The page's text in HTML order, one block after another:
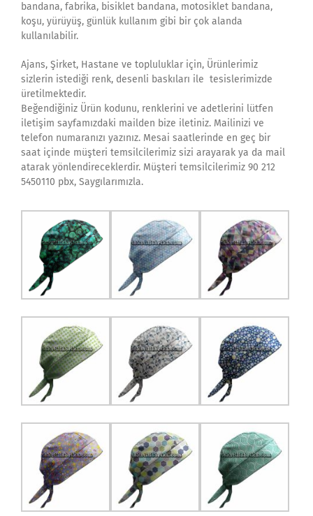
bandana, fabrika, bisiklet bandana, motosiklet bandana,
koşu, yürüyüş, günlük kullanım gibi bir çok alanda
kullanılabilir.
Ajans, Şirket, Hastane ve topluluklar için, Ürünlerimiz
sizlerin istediği renk, desenli baskıları ile tesislerimizde
üretilmektedir.
Beğendiğiniz Ürün kodunu, renklerini ve adetlerini lütfen
iletişim sayfamızdaki mailden bize iletiniz. Mailinizi ve
telefon numaranızı yazınız. Mesai saatlerinde en geç bir
saat içinde müşteri temsilcilerimiz sizi arayarak ya da mail
atarak yönlendireceklerdir. Müşteri temsilcilerimiz 90 212
5450110 pbx, Saygılarımızla.